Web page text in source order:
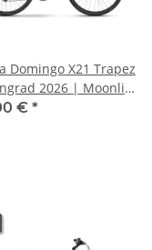
Domingo X21 Trapez
2026 | Moonlit
€ *